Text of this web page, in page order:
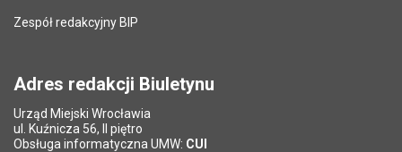
Pytanie antyspamowe
*
Pole wymagane
Zespół redakcyjny BIP
Adres redakcji Biuletynu
Urząd Miejski Wrocławia
ul. Kuźnicza 56, II piętro
Obsługa informatyczna UMW: CUI